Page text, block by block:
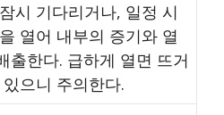
시 기다리거나, 일정 시
열어 내부의 증기와 열
출한다. 급하게 열면 뜨거
으니 주의한다.